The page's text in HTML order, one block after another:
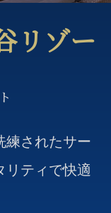
リゾー
練されたサー
リティで快適